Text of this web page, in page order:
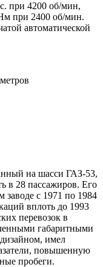
при 4200 об/мин,
при 2400 об/мин.
автоматической
на шасси ГАЗ-53,
в 28 пассажиров. Его
заводе с 1971 по 1984
вплоть до 1993
перевозок в
габаритными
имел
повышенную
пробеги.